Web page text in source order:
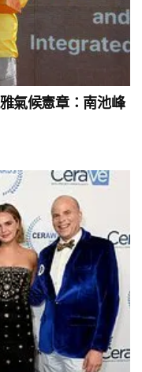
氣候憲章：南池峰